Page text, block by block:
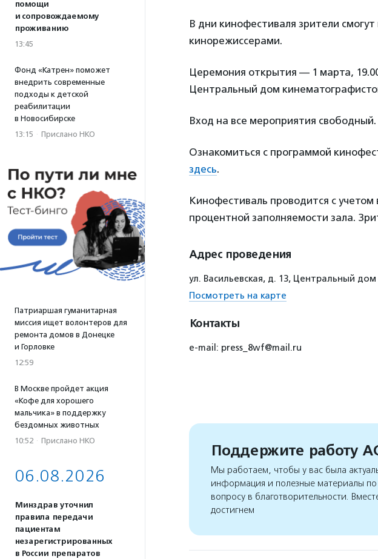
помощи
и сопровождаемому
проживанию
13:45
Фонд «Катрен» поможет
внедрить современные
подходы к детской
реабилитации
в Новосибирске
13:15 · Прислано НКО
Патриаршая гуманитарная
миссия ищет волонтеров для
ремонта домов в Донецке
и Горловке
12:59
В Москве пройдет акция
«Кофе для хорошего
мальчика» в поддержку
бездомных животных
10:52 · Прислано НКО
06.08.2026
Минздрав уточнил
правила передачи
пациентам
незарегистрированных
в России препаратов
В дни кинофестиваля зрители
кинорежиссерами.
Церемония открытия — 1 марта,
Центральный дом
Вход на все мероприятия свободный.
Ознакомиться с программой
здесь.
Кинофестиваль проводится с
процентной заполняемости зала.
Адрес проведения
ул. Васильевская, д. 13, Центральный
Посмотреть на карте
Контакты
e-mail: press_8wf@mail.ru
Поддержите работу
Мы работаем, чтобы у вас была
информация и полезные материалы
вопросу в благотворительности.
достигнем